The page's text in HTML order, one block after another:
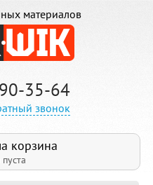
материалов
35-64
звонок
корзина